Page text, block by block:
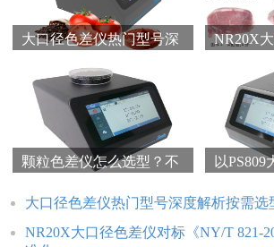
大口径色差仪热门型号深
NR20X
色数据
颗粒色差仪怎么选型？不
差仪！
以
依据
大口径色差仪热门型号深度解析按需选
NR20X大口径色差仪对标《NY/T 821-